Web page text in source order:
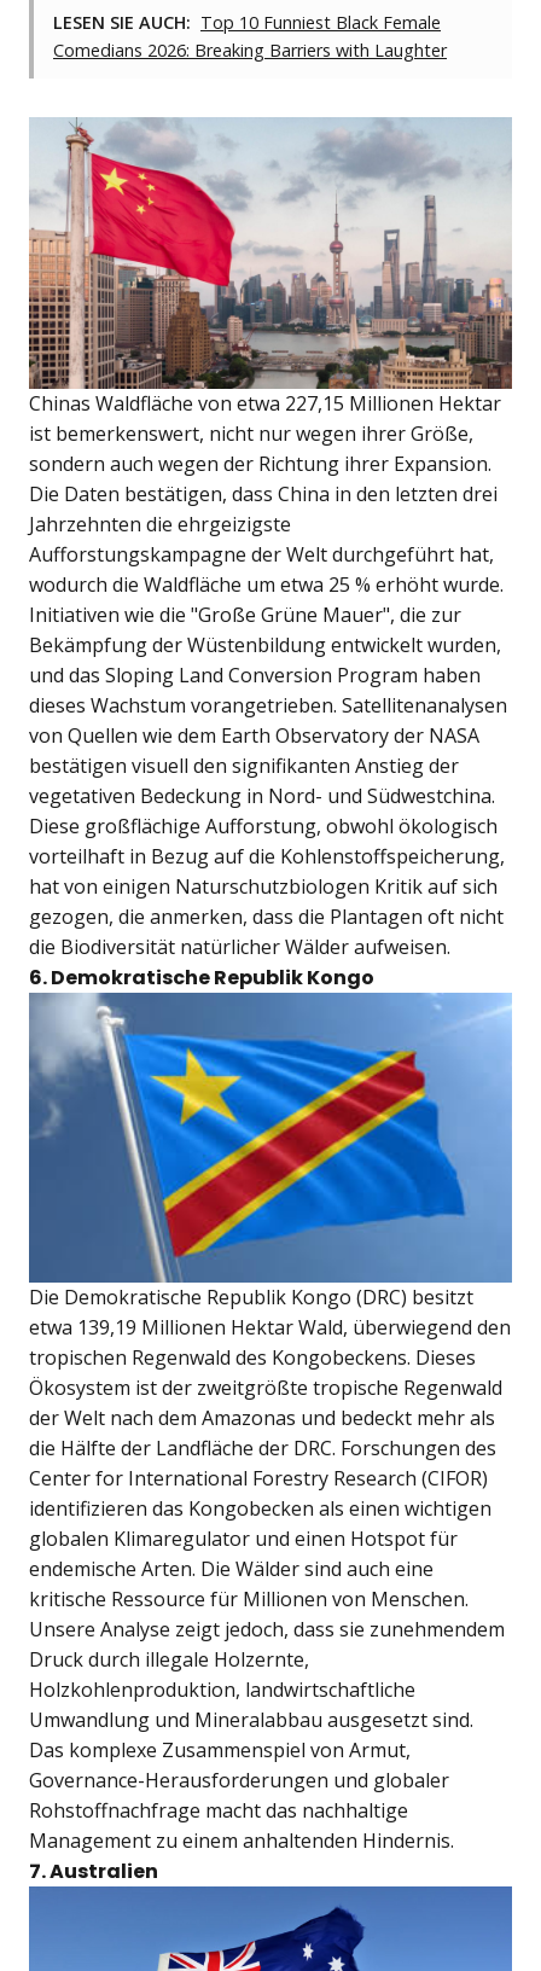
LESEN SIE AUCH: Top 10 Funniest Black Female
Comedians 2026: Breaking Barriers with Laughter
Chinas Waldfläche von etwa 227,15 Millionen Hektar
ist bemerkenswert, nicht nur wegen ihrer Größe,
sondern auch wegen der Richtung ihrer Expansion.
Die Daten bestätigen, dass China in den letzten drei
Jahrzehnten die ehrgeizigste
Aufforstungskampagne der Welt durchgeführt hat,
wodurch die Waldfläche um etwa 25 % erhöht wurde.
Initiativen wie die "Große Grüne Mauer", die zur
Bekämpfung der Wüstenbildung entwickelt wurden,
und das Sloping Land Conversion Program haben
dieses Wachstum vorangetrieben. Satellitenanalysen
von Quellen wie dem Earth Observatory der NASA
bestätigen visuell den signifikanten Anstieg der
vegetativen Bedeckung in Nord- und Südwestchina.
Diese großflächige Aufforstung, obwohl ökologisch
vorteilhaft in Bezug auf die Kohlenstoffspeicherung,
hat von einigen Naturschutzbiologen Kritik auf sich
gezogen, die anmerken, dass die Plantagen oft nicht
die Biodiversität natürlicher Wälder aufweisen.
6. Demokratische Republik Kongo
Die Demokratische Republik Kongo (DRC) besitzt
etwa 139,19 Millionen Hektar Wald, überwiegend den
tropischen Regenwald des Kongobeckens. Dieses
Ökosystem ist der zweitgrößte tropische Regenwald
der Welt nach dem Amazonas und bedeckt mehr als
die Hälfte der Landfläche der DRC. Forschungen des
Center for International Forestry Research (CIFOR)
identifizieren das Kongobecken als einen wichtigen
globalen Klimaregulator und einen Hotspot für
endemische Arten. Die Wälder sind auch eine
kritische Ressource für Millionen von Menschen.
Unsere Analyse zeigt jedoch, dass sie zunehmendem
Druck durch illegale Holzernte,
Holzkohlenproduktion, landwirtschaftliche
Umwandlung und Mineralabbau ausgesetzt sind.
Das komplexe Zusammenspiel von Armut,
Governance-Herausforderungen und globaler
Rohstoffnachfrage macht das nachhaltige
Management zu einem anhaltenden Hindernis.
7. Australien